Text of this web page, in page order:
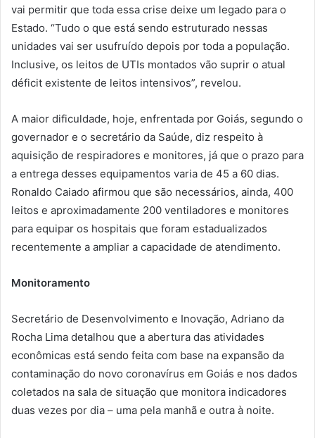
vai permitir que toda essa crise deixe um legado para o
Estado. “Tudo o que está sendo estruturado nessas
unidades vai ser usufruído depois por toda a população.
Inclusive, os leitos de UTIs montados vão suprir o atual
déficit existente de leitos intensivos”, revelou.
A maior dificuldade, hoje, enfrentada por Goiás, segundo o
governador e o secretário da Saúde, diz respeito à
aquisição de respiradores e monitores, já que o prazo para
a entrega desses equipamentos varia de 45 a 60 dias.
Ronaldo Caiado afirmou que são necessários, ainda, 400
leitos e aproximadamente 200 ventiladores e monitores
para equipar os hospitais que foram estadualizados
recentemente a ampliar a capacidade de atendimento.
Monitoramento
Secretário de Desenvolvimento e Inovação, Adriano da
Rocha Lima detalhou que a abertura das atividades
econômicas está sendo feita com base na expansão da
contaminação do novo coronavírus em Goiás e nos dados
coletados na sala de situação que monitora indicadores
duas vezes por dia – uma pela manhã e outra à noite.